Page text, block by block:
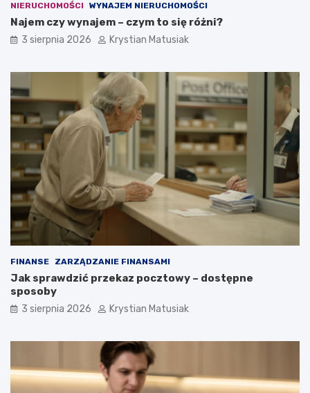
NIERUCHOMOŚCI WYNAJEM NIERUCHOMOŚCI
Najem czy wynajem – czym to się różni?
3 sierpnia 2026 Krystian Matusiak
FINANSE ZARZĄDZANIE FINANSAMI
Jak sprawdzić przekaz pocztowy – dostępne
sposoby
3 sierpnia 2026 Krystian Matusiak